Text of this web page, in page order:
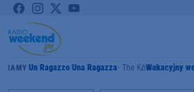
GRAMY Un Ragazzo Una Ragazza The KolorsWakacyjny